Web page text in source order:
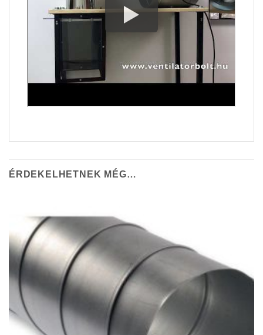
ÉRDEKELHETNEK MÉG…